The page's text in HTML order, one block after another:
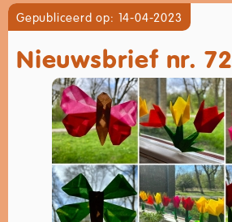
Gepubliceerd op: 14-04-2023
Nieuwsbrief nr. 72